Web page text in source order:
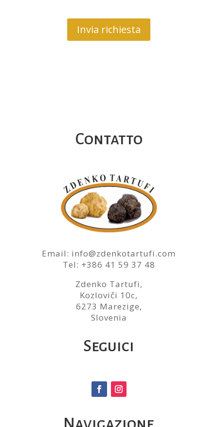
Invia richiesta
Contatto
Email: info@zdenkotartufi.com
Tel: +386 41 59 37 48
Zdenko Tartufi,
Kozloviči 10c,
6273 Marezige,
Slovenia
Seguici